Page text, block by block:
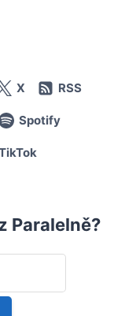
X RSS
Spotify
Paralelně?